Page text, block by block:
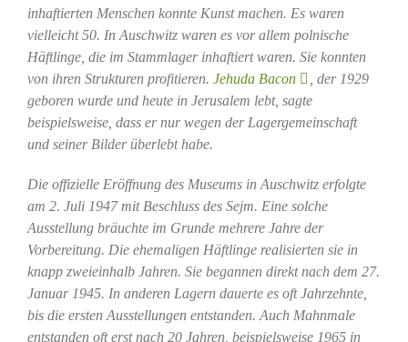
inhaftierten Menschen konnte Kunst machen. Es waren
vielleicht 50. In Auschwitz waren es vor allem polnische
Häftlinge, die im Stammlager inhaftiert waren. Sie konnten
von ihren Strukturen profitieren. Jehuda Bacon
, der 1929
geboren wurde und heute in Jerusalem lebt, sagte
beispielsweise, dass er nur wegen der Lagergemeinschaft
und seiner Bilder überlebt habe.
Die offizielle Eröffnung des Museums in Auschwitz erfolgte
am 2. Juli 1947 mit Beschluss des Sejm. Eine solche
Ausstellung bräuchte im Grunde mehrere Jahre der
Vorbereitung. Die ehemaligen Häftlinge realisierten sie in
knapp zweieinhalb Jahren. Sie begannen direkt nach dem 27.
Januar 1945. In anderen Lagern dauerte es oft Jahrzehnte,
bis die ersten Ausstellungen entstanden. Auch Mahnmale
entstanden oft erst nach 20 Jahren, beispielsweise 1965 in